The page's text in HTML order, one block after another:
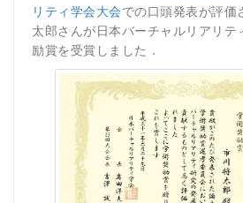
リティ学会大会での口頭発表が評価
太郎さんが日本バーチャルリアリテ
励賞を受賞しました．